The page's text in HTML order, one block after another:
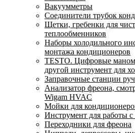
Вакуумметры
Соединители трубок
Щетки, гребенки для
теплообменников
Наборы холодильного
монтажа кондиционеров
TESTO. Цифровые
другой инструмент для
Заправочные станции
Анализатор фреона,
Wigam HVAC
Мойки для
Инструмент для работы с
Переходники для фреона